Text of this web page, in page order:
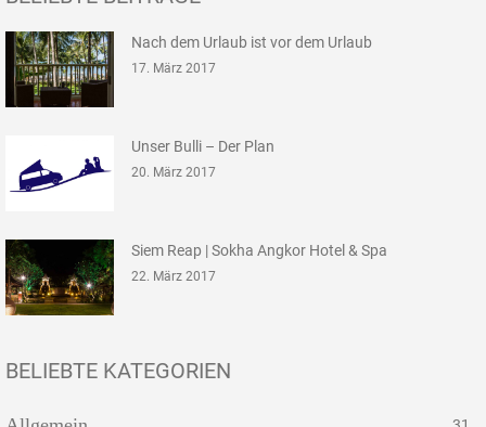
Nach dem Urlaub ist vor dem Urlaub
17. März 2017
Unser Bulli – Der Plan
20. März 2017
Siem Reap | Sokha Angkor Hotel & Spa
22. März 2017
BELIEBTE KATEGORIEN